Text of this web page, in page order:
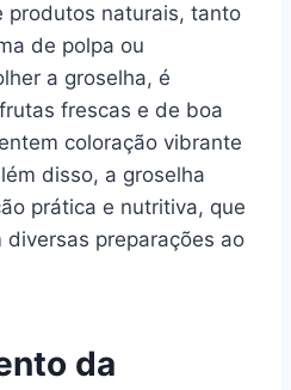
produtos naturais, tanto
de polpa ou
a groselha, é
frescas e de boa
coloração vibrante
disso, a groselha
prática e nutritiva, que
preparações ao
da